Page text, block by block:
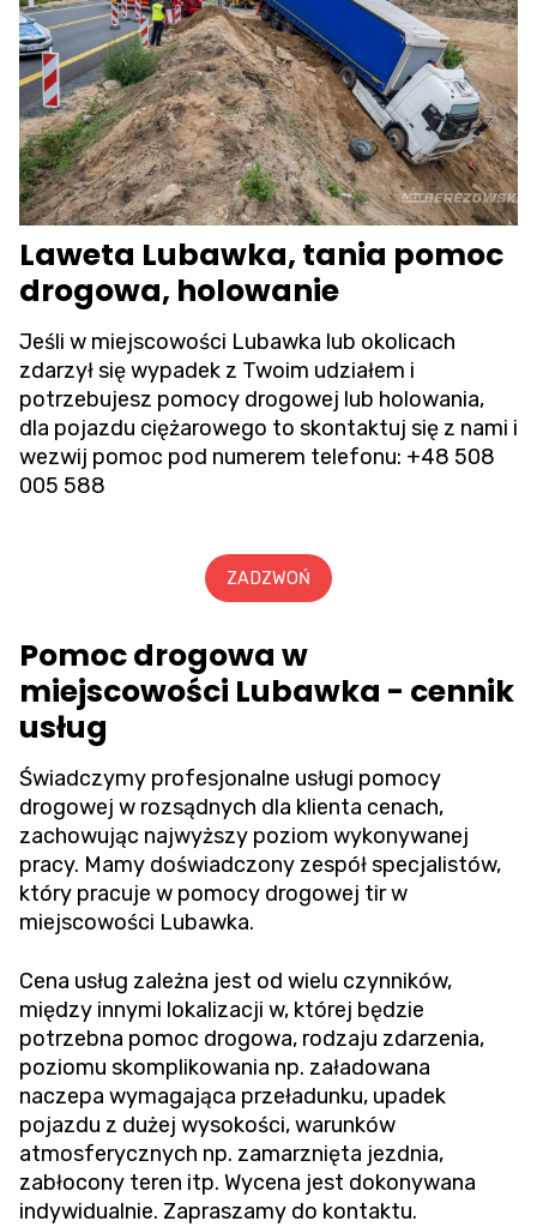
Laweta Lubawka, tania pomoc
drogowa, holowanie
Jeśli w miejscowości Lubawka lub okolicach
zdarzył się wypadek z Twoim udziałem i
potrzebujesz pomocy drogowej lub holowania,
dla pojazdu ciężarowego to skontaktuj się z nami i
wezwij pomoc pod numerem telefonu: +48 508
005 588
ZADZWOŃ
Pomoc drogowa w
miejscowości Lubawka - cennik
usług
Świadczymy profesjonalne usługi pomocy
drogowej w rozsądnych dla klienta cenach,
zachowując najwyższy poziom wykonywanej
pracy. Mamy doświadczony zespół specjalistów,
który pracuje w pomocy drogowej tir w
miejscowości Lubawka.
Cena usług zależna jest od wielu czynników,
między innymi lokalizacji w, której będzie
potrzebna pomoc drogowa, rodzaju zdarzenia,
poziomu skomplikowania np. załadowana
naczepa wymagająca przeładunku, upadek
pojazdu z dużej wysokości, warunków
atmosferycznych np. zamarznięta jezdnia,
zabłocony teren itp. Wycena jest dokonywana
indywidualnie. Zapraszamy do kontaktu.